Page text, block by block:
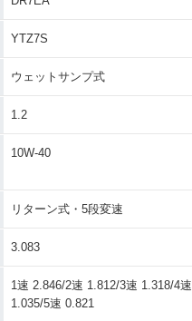
YTZ7S
ウェットサンプ式
1.2
10W-40
リターン式・5段変速
3.083
1速 2.846/2速 1.812/3速 1.318/4速
1.035/5速 0.821